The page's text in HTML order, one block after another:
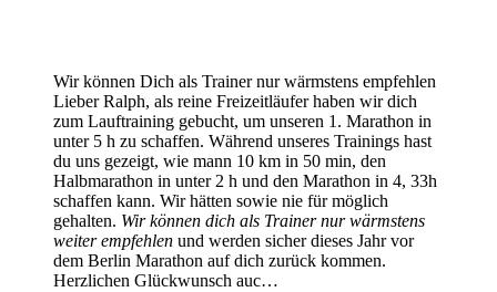
Wir können Dich als Trainer nur wärmstens empfehlen
Lieber Ralph, als reine Freizeitläufer haben wir dich
zum Lauftraining gebucht, um unseren 1. Marathon in
unter 5 h zu schaffen. Während unseres Trainings hast
du uns gezeigt, wie mann 10 km in 50 min, den
Halbmarathon in unter 2 h und den Marathon in 4, 33h
schaffen kann. Wir hätten sowie nie für möglich
gehalten. Wir können dich als Trainer nur wärmstens
weiter empfehlen und werden sicher dieses Jahr vor
dem Berlin Marathon auf dich zurück kommen.
Herzlichen Glückwunsch auc…